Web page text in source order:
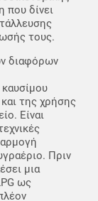
που δίνει
τους.
διαφόρων
της χρήσης
Είναι
Πριν
μια
ως